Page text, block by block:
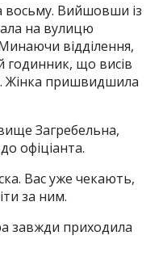
восьму. Вийшовши із
на вулицю
відділення,
годинник, що висів
Жінка пришвидшила
Загребельна,
офіціанта.
Вас уже чекають,
за ним.
завжди приходила